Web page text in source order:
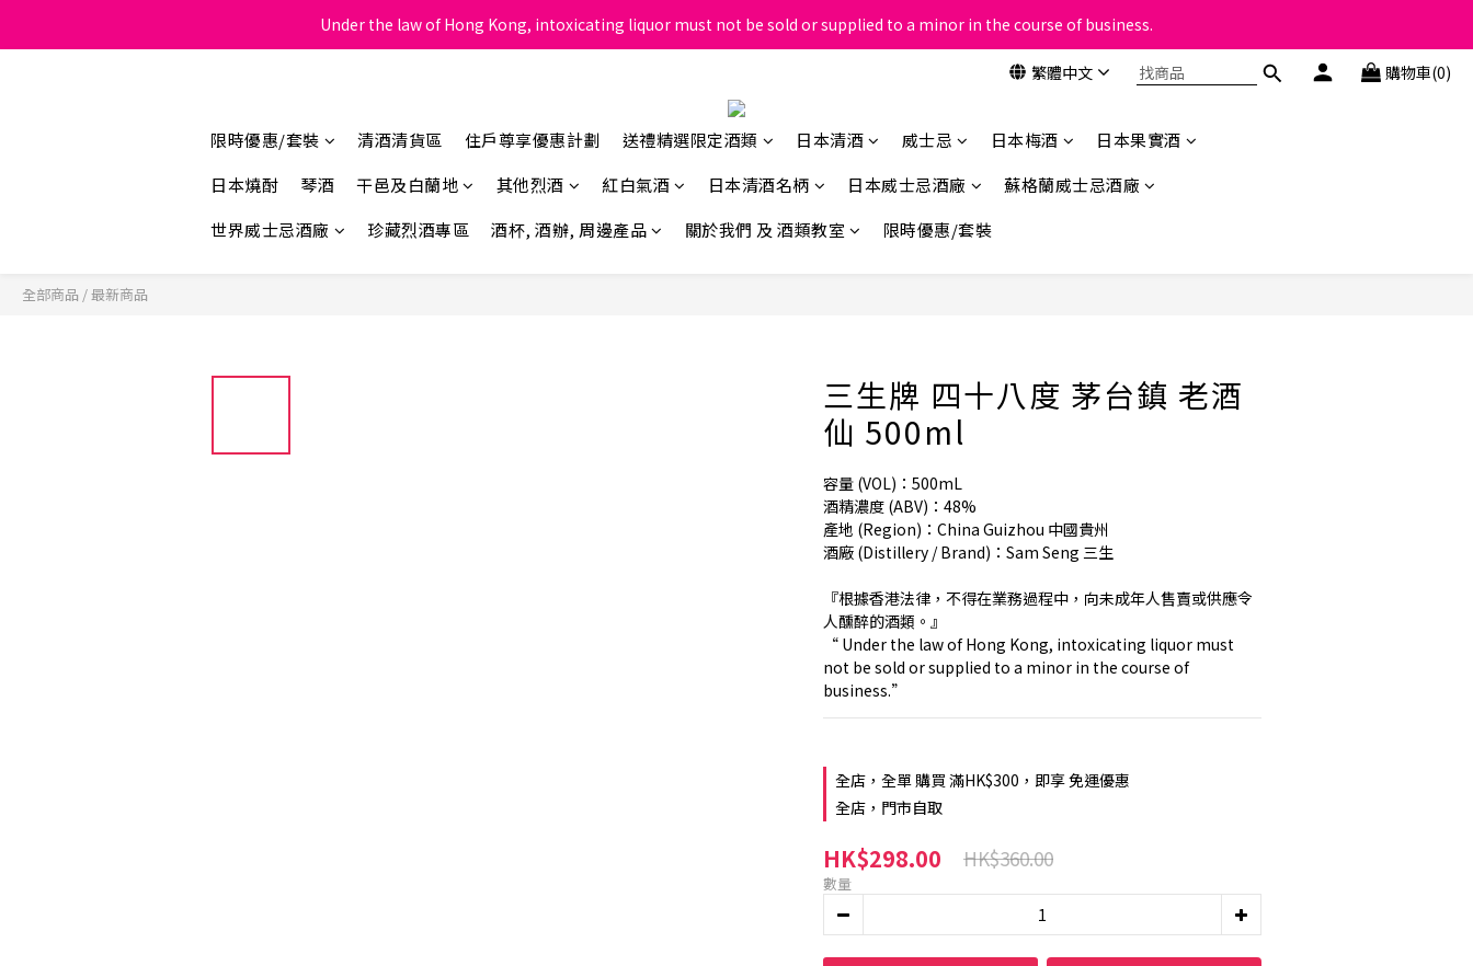
根據香港法律，不得在業務過程中，向未成年人售賣或供應令人醺醉的酒類
Under the law of Hong Kong, intoxicating liquor must not be sold or supplied to a minor in the course of business.
繁體中文 購物車(0)
限時優惠/套裝 清酒清貨區 住戶尊享優惠計劃 送禮精選限定酒類 日本清酒 威士忌 日本梅酒
日本果實酒
日本燒酎
琴酒 干邑及白蘭地 其他烈酒 紅白氣酒 日本清酒名柄 日本威士忌酒廠
蘇格蘭威士忌酒廠
世界威士忌酒廠
珍藏烈酒專區 酒杯, 酒辦, 周邊產品 關於我們 及 酒類教室 限時優惠/套裝
全部商品 /最新商品
三生牌 四十八度 茅台鎮 老酒
仙 500ml
容量 (VOL)：500mL
酒精濃度 (ABV)：48%
產地 (Region)：China Guizhou 中國貴州
酒廠 (Distillery / Brand)：Sam Seng 三生
『根據香港法律，不得在業務過程中，向未成年人售賣或供應令
人醺醉的酒類。』
“ Under the law of Hong Kong, intoxicating liquor must
not be sold or supplied to a minor in the course of
business.”
全店，全單 購買 滿HK$300，即享 免運優惠
全店，門市自取
HK$298.00 HK$360.00
數量